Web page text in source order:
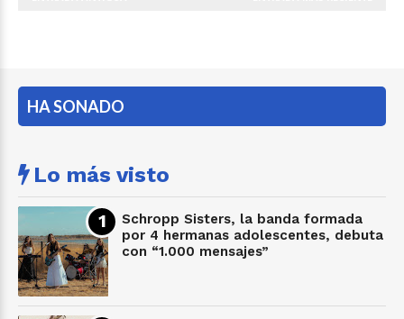
HA SONADO
Lo más visto
Schropp Sisters, la banda formada
por 4 hermanas adolescentes, debuta
con “1.000 mensajes”